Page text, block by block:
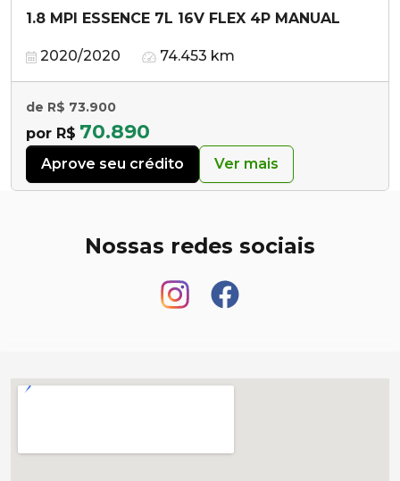
1.8 MPI ESSENCE 7L 16V FLEX 4P MANUAL
2020/2020 74.453 km
de R$ 73.900
por R$ 70.890
Aprove seu crédito Ver mais
Nossas redes sociais